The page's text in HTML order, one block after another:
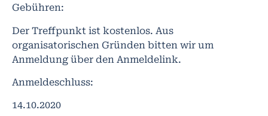
Gebühren:
Der Treffpunkt ist kostenlos. Aus
organisatorischen Gründen bitten wir um
Anmeldung über den Anmeldelink.
Anmeldeschluss:
14.10.2020